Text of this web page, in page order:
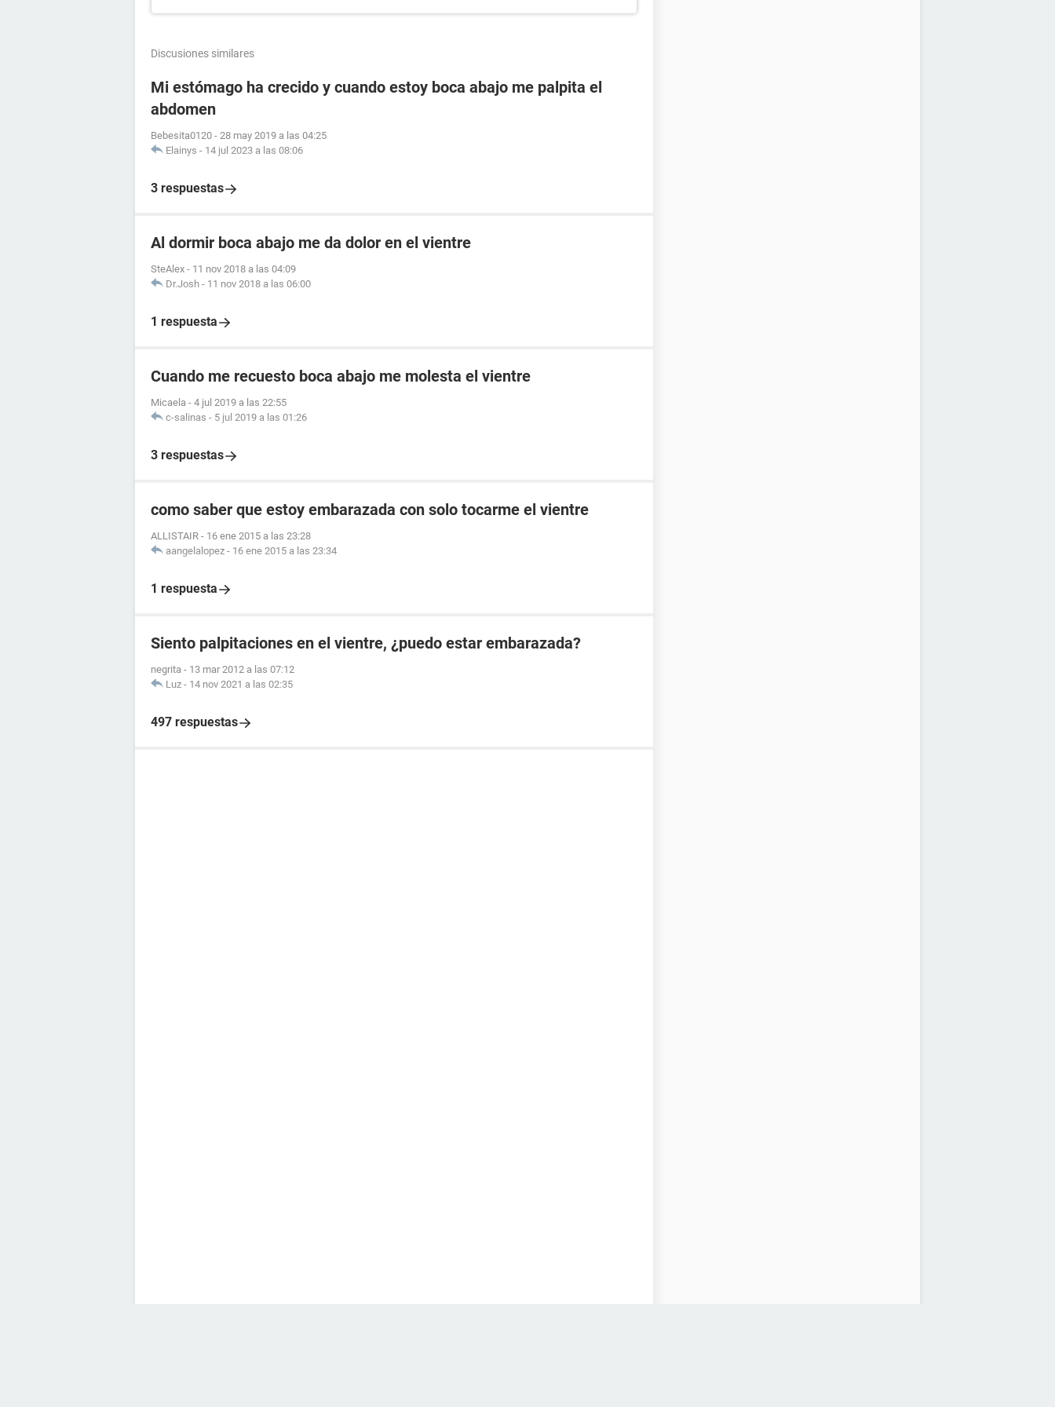
Discusiones similares
Mi estómago ha crecido y cuando estoy boca abajo me palpita el
abdomen
Bebesita0120 - 28 may 2019 a las 04:25
Elainys - 14 jul 2023 a las 08:06
3 respuestas
Al dormir boca abajo me da dolor en el vientre
SteAlex - 11 nov 2018 a las 04:09
Dr.Josh - 11 nov 2018 a las 06:00
1 respuesta
Cuando me recuesto boca abajo me molesta el vientre
Micaela - 4 jul 2019 a las 22:55
c-salinas - 5 jul 2019 a las 01:26
3 respuestas
como saber que estoy embarazada con solo tocarme el vientre
ALLISTAIR - 16 ene 2015 a las 23:28
aangelalopez - 16 ene 2015 a las 23:34
1 respuesta
Siento palpitaciones en el vientre, ¿puedo estar embarazada?
negrita - 13 mar 2012 a las 07:12
Luz - 14 nov 2021 a las 02:35
497 respuestas